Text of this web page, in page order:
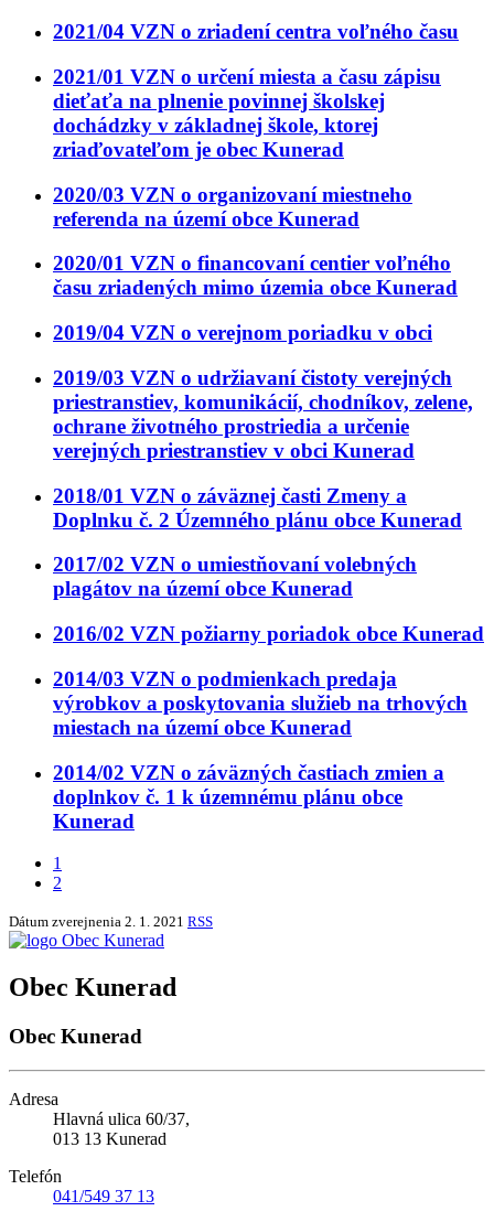
2021/04 VZN o zriadení centra voľného času
2021/01 VZN o určení miesta a času zápisu
dieťaťa na plnenie povinnej školskej
dochádzky v základnej škole, ktorej
zriaďovateľom je obec Kunerad
2020/03 VZN o organizovaní miestneho
referenda na území obce Kunerad
2020/01 VZN o financovaní centier voľného
času zriadených mimo územia obce Kunerad
2019/04 VZN o verejnom poriadku v obci
2019/03 VZN o udržiavaní čistoty verejných
priestranstiev, komunikácií, chodníkov, zelene,
ochrane životného prostriedia a určenie
verejných priestranstiev v obci Kunerad
2018/01 VZN o záväznej časti Zmeny a
Doplnku č. 2 Územného plánu obce Kunerad
2017/02 VZN o umiestňovaní volebných
plagátov na území obce Kunerad
2016/02 VZN požiarny poriadok obce Kunerad
2014/03 VZN o podmienkach predaja
výrobkov a poskytovania služieb na trhových
miestach na území obce Kunerad
2014/02 VZN o záväzných častiach zmien a
doplnkov č. 1 k územnému plánu obce
Kunerad
1
2
Dátum zverejnenia 2. 1. 2021 RSS
Obec Kunerad
Obec Kunerad
Adresa
Hlavná ulica 60/37,
013 13 Kunerad
Telefón
041/549 37 13